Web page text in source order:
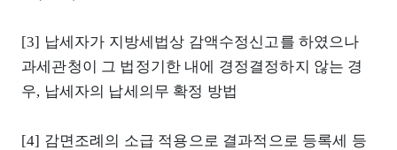
[3] 납세자가 지방세법상 감액수정신고를 하였으나
과세관청이 그 법정기한 내에 경정결정하지 않는 경
우, 납세자의 납세의무 확정 방법
[4] 감면조례의 소급 적용으로 결과적으로 등록세 등